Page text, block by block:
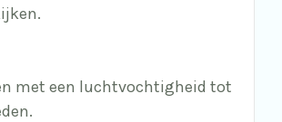
met een luchtvochtigheid tot